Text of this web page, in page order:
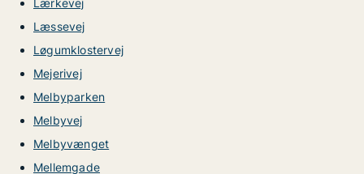
Lærkevej
Læssevej
Løgumklostervej
Mejerivej
Melbyparken
Melbyvej
Melbyvænget
Mellemgade